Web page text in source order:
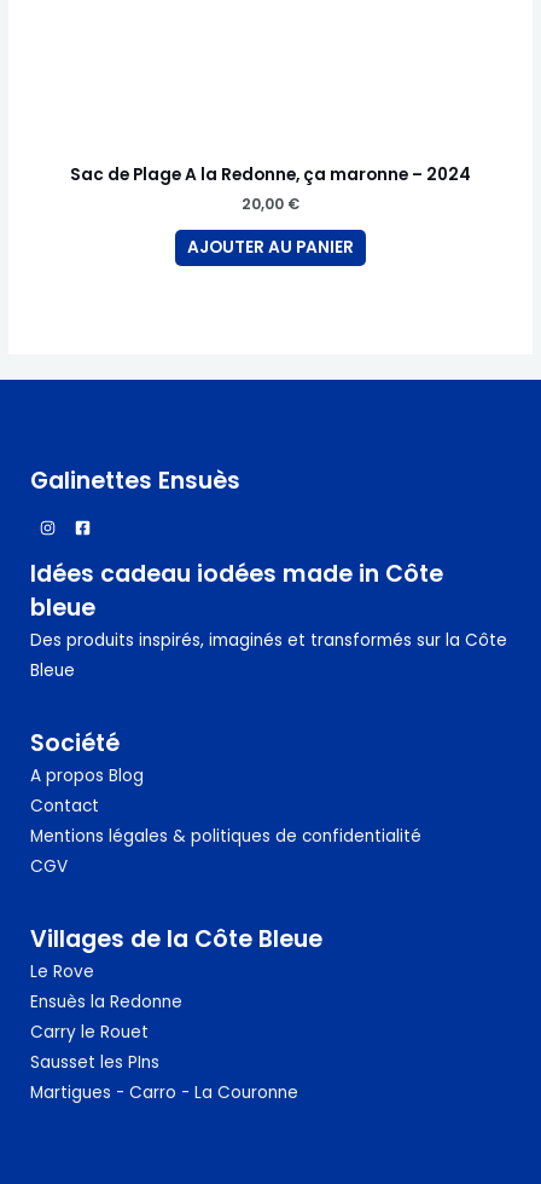
Sac de Plage A la Redonne, ça maronne – 2024
20,00 €
AJOUTER AU PANIER
Galinettes Ensuès
Idées cadeau iodées made in Côte
bleue
Des produits inspirés, imaginés et transformés sur la Côte
Bleue
Société
A propos Blog
Contact
Mentions légales & politiques de confidentialité
CGV
Villages de la Côte Bleue
Le Rove
Ensuès la Redonne
Carry le Rouet
Sausset les PIns
Martigues - Carro - La Couronne